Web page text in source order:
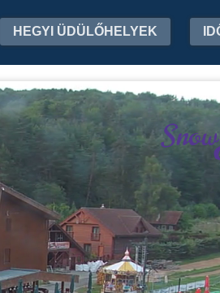
HEGYI ÜDÜLŐHELYEK